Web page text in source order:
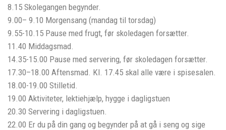
8.15 Skolegangen begynder.
9.00– 9.10 Morgensang (mandag til torsdag)
9.55-10.15 Pause med frugt, før skoledagen forsætter.
11.40 Middagsmad.
14.35-15.00 Pause med servering, før skoledagen forsætter.
17.30–18.00 Aftensmad. Kl. 17.45 skal alle være i spisesalen.
18.00-19.00 Stilletid.
19.00 Aktiviteter, lektiehjælp, hygge i dagligstuen
20.30 Servering i dagligstuen.
22.00 Er du på din gang og begynder på at gå i seng og sige